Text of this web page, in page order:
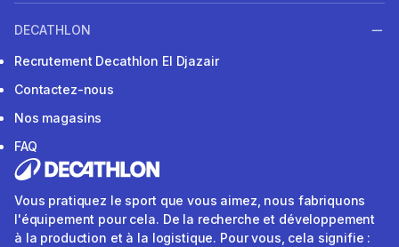
DECATHLON
Recrutement Decathlon El Djazair
Contactez-nous
Nos magasins
FAQ
Vous pratiquez le sport que vous aimez, nous fabriquons
l'équipement pour cela. De la recherche et développement
à la production et à la logistique. Pour vous, cela signifie :